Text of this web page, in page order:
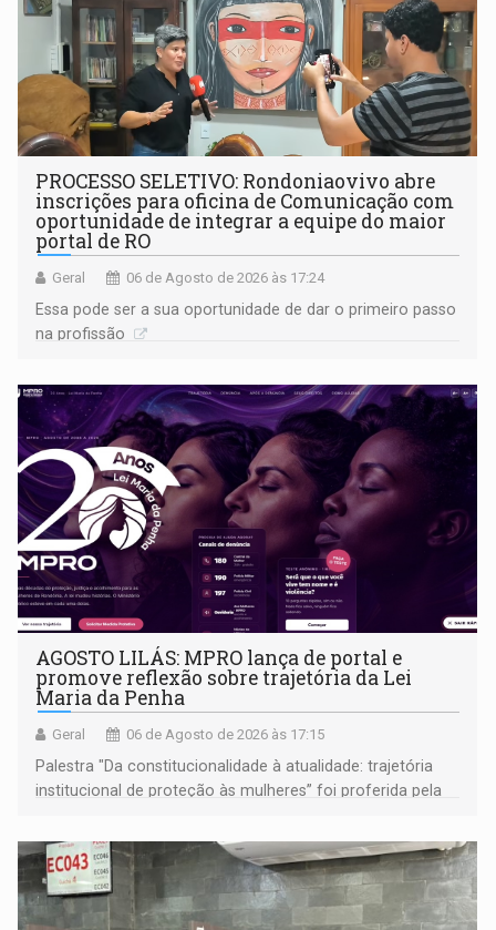
PROCESSO SELETIVO: Rondoniaovivo abre
inscrições para oficina de Comunicação com
oportunidade de integrar a equipe do maior
portal de RO
Geral 06 de Agosto de 2026 às 17:24
Essa pode ser a sua oportunidade de dar o primeiro passo
na profissão
AGOSTO LILÁS: MPRO lança de portal e
promove reflexão sobre trajetória da Lei
Maria da Penha
Geral 06 de Agosto de 2026 às 17:15
Palestra "Da constitucionalidade à atualidade: trajetória
institucional de proteção às mulheres” foi proferida pela
Goiás